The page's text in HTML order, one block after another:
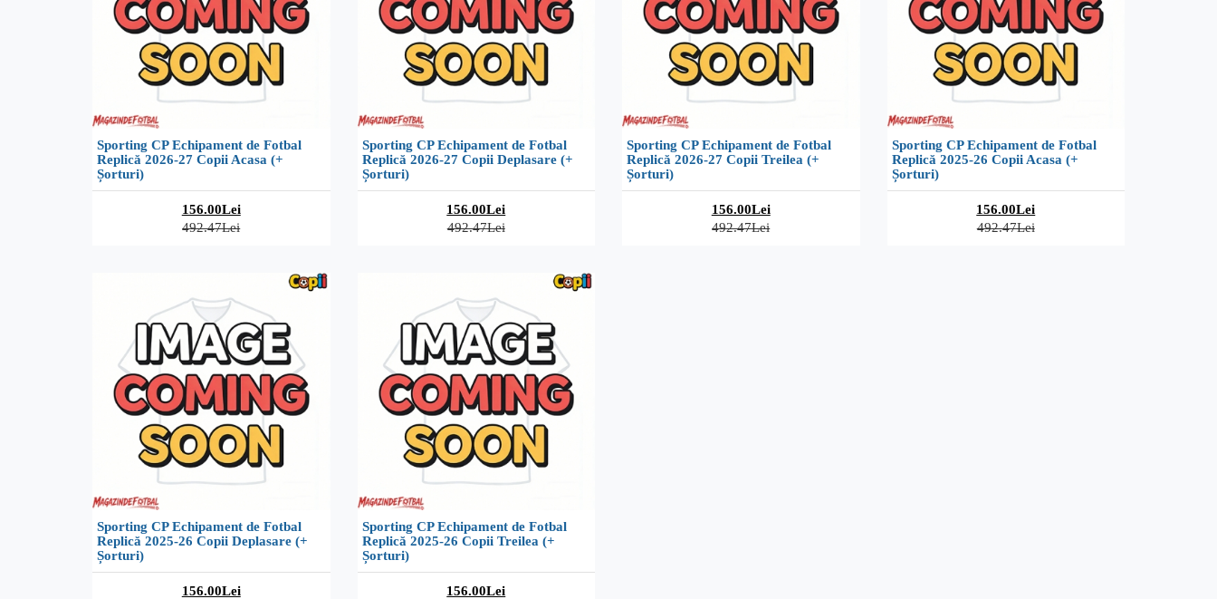
Sporting CP Echipament de Fotbal
Replică 2026-27 Copii Acasa (+
Șorturi)
156.00Lei
492.47Lei
Sporting CP Echipament de Fotbal
Replică 2026-27 Copii Deplasare (+
Șorturi)
156.00Lei
492.47Lei
Sporting CP Echipament de Fotbal
Replică 2026-27 Copii Treilea (+
Șorturi)
156.00Lei
492.47Lei
Sporting CP Echipament de Fotbal
Replică 2025-26 Copii Acasa (+
Șorturi)
156.00Lei
492.47Lei
Sporting CP Echipament de Fotbal
Replică 2025-26 Copii Deplasare (+
Șorturi)
156.00Lei
Sporting CP Echipament de Fotbal
Replică 2025-26 Copii Treilea (+
Șorturi)
156.00Lei